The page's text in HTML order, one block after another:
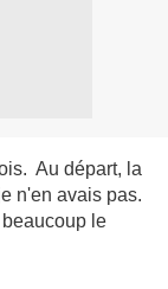
Au départ, la
n'en avais pas.
le